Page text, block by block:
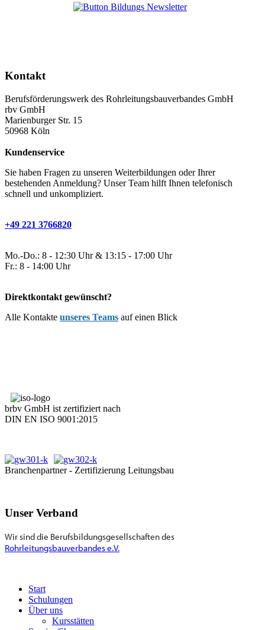
Kontakt
Berufsförderungswerk des Rohrleitungsbauverbandes GmbH
rbv GmbH
Marienburger Str. 15
50968 Köln
Kundenservice
Sie haben Fragen zu unseren Weiterbildungen oder Ihrer
bestehenden Anmeldung? Unser Team hilft Ihnen telefonisch
schnell und unkompliziert.
+49 221 3766820
Mo.-Do.: 8 - 12:30 Uhr & 13:15 - 17:00 Uhr
Fr.: 8 - 14:00 Uhr
Direktkontakt gewünscht?
Alle Kontakte unseres Teams auf einen Blick
brbv GmbH ist zertifiziert nach
DIN EN ISO 9001:2015
Branchenpartner - Zertifizierung Leitungsbau
Unser Verband
Wir sind die Berufsbildungsgesellschaften des
Rohrleitungsbauverbandes e.V.
Start
Schulungen
Über uns
Kursstätten